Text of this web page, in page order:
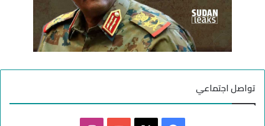
تواصل اجتماعي